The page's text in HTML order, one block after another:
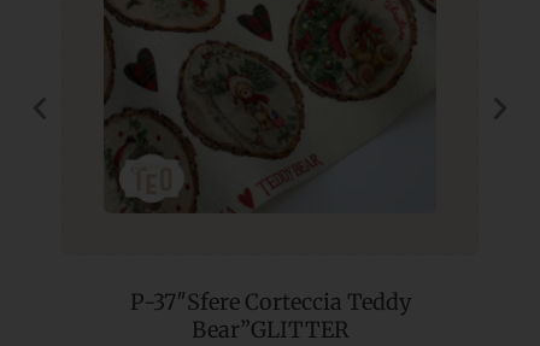
P-37″Sfere Corteccia Teddy
Bear”GLITTER